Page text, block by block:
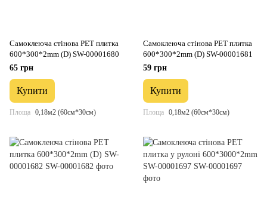
Самоклеюча стінова PET плитка
600*300*2mm (D) SW-00001680
65 грн
Купити
Площа 0,18м2 (60см*30см)
Самоклеюча стінова PET плитка
600*300*2mm (D) SW-00001681
59 грн
Купити
Площа 0,18м2 (60см*30см)